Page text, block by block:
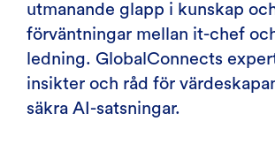
utmanande glapp i kunskap
förväntningar mellan it-chef
ledning. GlobalConnects
insikter och råd för
säkra AI-satsningar.